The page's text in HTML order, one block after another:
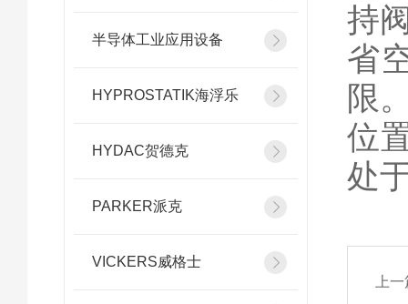
半导体工业应用设备
HYPROSTATIK海浮乐
HYDAC贺德克
PARKER派克
VICKERS威格士
持
省
限
位
处
上